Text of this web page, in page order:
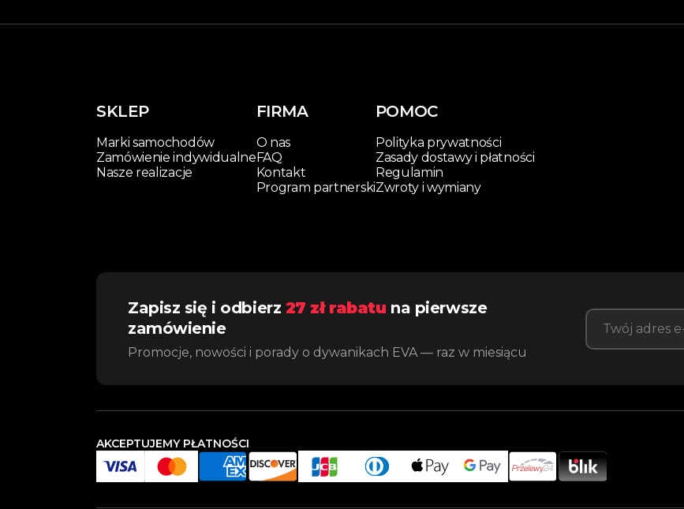
SKLEP
Marki samochodów
Zamówienie indywidualne
Nasze realizacje
FIRMA
O nas
FAQ
Kontakt
Program partnerski
POMOC
Polityka prywatności
Zasady dostawy i płatności
Regulamin
Zwroty i wymiany
Zapisz się i odbierz 27 zł rabatu na pierwsze
zamówienie
Promocje, nowości i porady o dywanikach EVA — raz w miesiącu
AKCEPTUJEMY PŁATNOŚCI